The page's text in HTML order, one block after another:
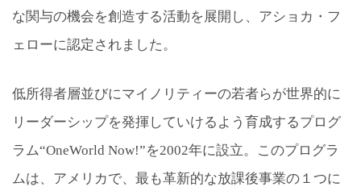
な関与の機会を創造する活動を展開し、アショカ・フ
ェローに認定されました。
低所得者層並びにマイノリティーの若者らが世界的に
リーダーシップを発揮していけるよう育成するプログ
ラム“OneWorld Now!”を2002年に設立。このプログラ
ムは、アメリカで、最も革新的な放課後事業の１つに